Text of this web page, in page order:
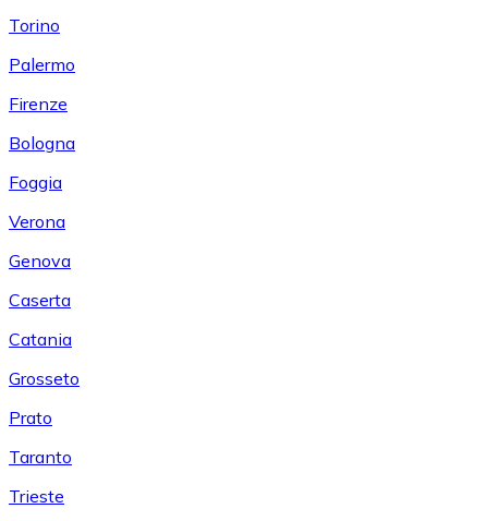
Torino
Palermo
Firenze
Bologna
Foggia
Verona
Genova
Caserta
Catania
Grosseto
Prato
Taranto
Trieste